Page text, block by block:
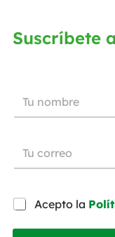
Suscríbete
Acepto la